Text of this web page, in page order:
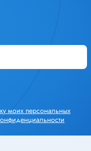
моих персональных